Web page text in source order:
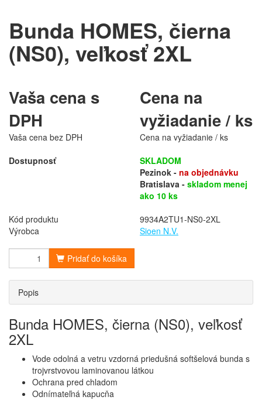
Bunda HOMES, čierna
(NS0), veľkosť 2XL
Vaša cena s
DPH
Cena na
vyžiadanie / ks
Vaša cena bez DPH
Cena na vyžiadanie / ks
Dostupnosť
SKLADOM
Pezinok - na objednávku
Bratislava - skladom menej
ako 10 ks
Kód produktu
9934A2TU1-NS0-2XL
Výrobca
Sioen N.V.
Pridať do košíka
Popis
Bunda HOMES, čierna (NS0), veľkosť
2XL
Vode odolná a vetru vzdorná priedušná softšelová bunda s
trojvrstvovou laminovanou látkou
Ochrana pred chladom
Odnímateľná kapucňa